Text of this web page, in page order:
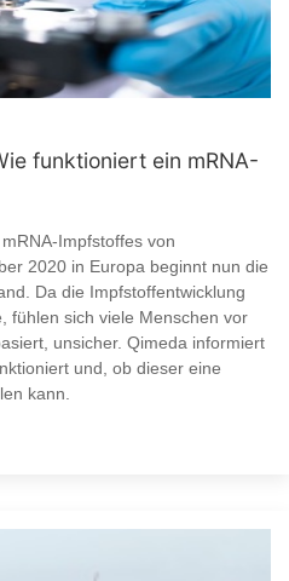
funktioniert ein mRNA-
Impfstoffes von
2020 in Europa beginnt nun die
Da die Impfstoffentwicklung
fühlen sich viele Menschen vor
unsicher. Qimeda informiert
und, ob dieser eine
kann.